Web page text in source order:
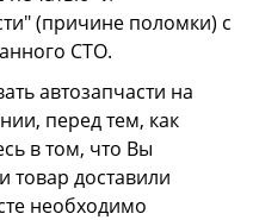
(причине поломки) с
СТО.
автозапчасти на
перед тем, как
в том, что Вы
товар доставили
необходимо